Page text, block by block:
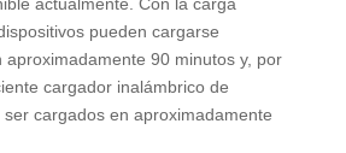
pueden cargarse
aproximadamente 90 minutos y, por
cargador inalámbrico de
cargados en aproximadamente